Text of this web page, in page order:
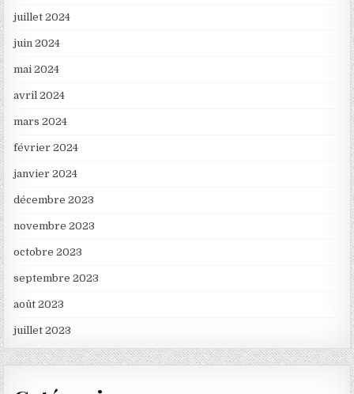
juillet 2024
juin 2024
mai 2024
avril 2024
mars 2024
février 2024
janvier 2024
décembre 2023
novembre 2023
octobre 2023
septembre 2023
août 2023
juillet 2023